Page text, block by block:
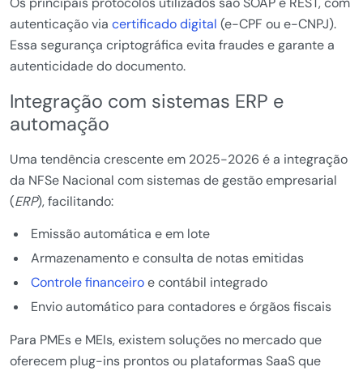
autenticação via certificado digital (e-CPF ou e-CNPJ).
Essa segurança criptográfica evita fraudes e garante a
autenticidade do documento.
Integração com sistemas ERP e
automação
Uma tendência crescente em 2025-2026 é a integração
da NFSe Nacional com sistemas de gestão empresarial
(ERP), facilitando:
Emissão automática e em lote
Armazenamento e consulta de notas emitidas
Controle financeiroe contábil integrado
Envio automático para contadores e órgãos fiscais
Para PMEs e MEIs, existem soluções no mercado que
oferecem plug-ins prontos ou plataformas SaaS que